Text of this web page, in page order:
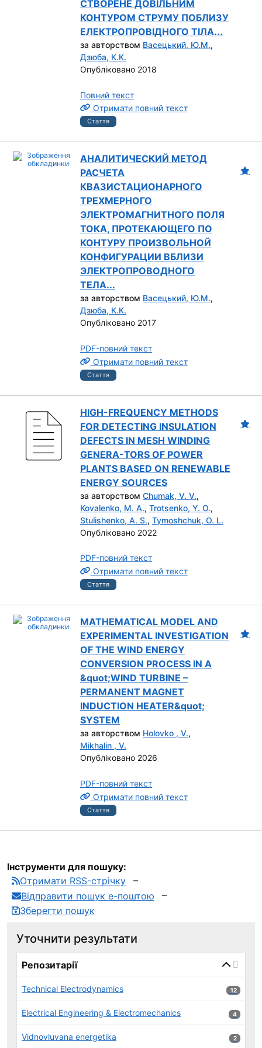
СТВОРЕНЕ ДОВІЛЬНИМ
КОНТУРОМ СТРУМУ ПОБЛИЗУ
ЕЛЕКТРОПРОВІДНОГО ТІЛА...
за авторством Васецький, Ю.М.,
Дзюба, К.К.
Опубліковано 2018
Повний текст
Отримати повний текст
Стаття
АНАЛИТИЧЕСКИЙ МЕТОД
РАСЧЕТА
КВАЗИСТАЦИОНАРНОГО
ТРЕХМЕРНОГО
ЭЛЕКТРОМАГНИТНОГО ПОЛЯ
ТОКА, ПРОТЕКАЮЩЕГО ПО
КОНТУРУ ПРОИЗВОЛЬНОЙ
КОНФИГУРАЦИИ ВБЛИЗИ
ЭЛЕКТРОПРОВОДНОГО
ТЕЛА...
за авторством Васецький, Ю.М.,
Дзюба, К.К.
Опубліковано 2017
PDF-повний текст
Отримати повний текст
Стаття
HIGH-FREQUENCY METHODS
FOR DETECTING INSULATION
DEFECTS IN MESH WINDING
GENERA-TORS OF POWER
PLANTS BASED ON RENEWABLE
ENERGY SOURCES
за авторством Chumak, V. V.,
Kovalenko, М. А., Trotsenko, Y. O.,
Stulishenko, A. S., Tymoshchuk, O. L.
Опубліковано 2022
PDF-повний текст
Отримати повний текст
Стаття
MATHEMATICAL MODEL AND
EXPERIMENTAL INVESTIGATION
OF THE WIND ENERGY
CONVERSION PROCESS IN A
&quot;WIND TURBINE –
PERMANENT MAGNET
INDUCTION HEATER&quot;
SYSTEM
за авторством Holovko , V.,
Mikhalin , V.
Опубліковано 2026
PDF-повний текст
Отримати повний текст
Стаття
Інструменти для пошуку:
Отримати RSS-стрічку
Відправити пошук е-поштою
Зберегти пошук
Уточнити результати
page_reload_on_select_hint
Репозитарії
Technical Electrodynamics 12
12
Electrical Engineering & Electromechanics 4
4
Vidnovluvana energetika 2
2